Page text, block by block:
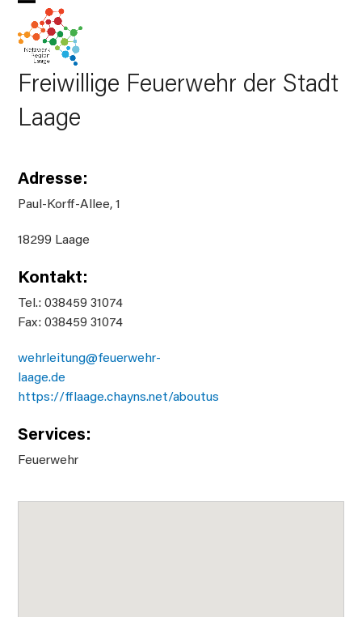
Skip
content
Open
mobile
menu
Close
mobile
menu
Freiwillige Feuerwehr der Stadt
Laage
Adresse:
Paul-Korff-Allee, 1
18299 Laage
Kontakt:
Tel.: 038459 31074
Fax: 038459 31074
wehrleitung@feuerwehr-
laage.de
https://fflaage.chayns.net/aboutus
Services:
Feuerwehr